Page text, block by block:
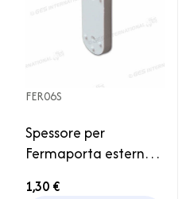
FER06S
Spessore per
Fermaporta esterno
camper
1,30 €